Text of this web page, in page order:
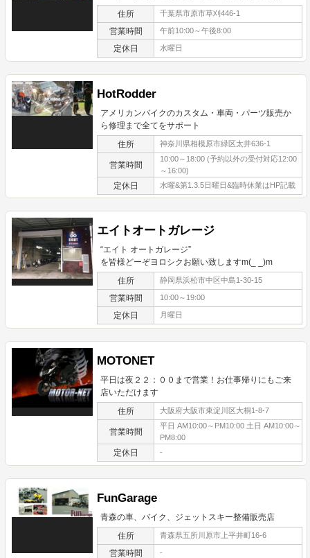
住所 千葉県市原市草刈446-1
営業時間 午前10:00～午後8:00
定休日 水曜日
HotRodder
アメリカンバイクのカスタム・車両・パーツ販売か
ら修理まで全てをサポート
住所 神奈川県相模原市緑区太井636-1
営業時間
10:00～18:00 (予約以外の受付対応12:00
～16:00)
定休日 水曜&第1.3.5日曜日&臨時休業はHP記載
エイトオートガレージ
“エイト オートガレージ”
を皆様どーぞヨロシクお願い致しますm(_ _)m
住所 静岡県浜松市中区中島1-30-15
営業時間 10:00～19:00
定休日 月曜日
MOTONET
平日は夜２２：００まで営業！お仕事帰りにもご来
店いただけます
住所 大阪府大阪市東淀川区大桐1-8-7
営業時間
平日 AM10:00～PM10:00 土日 AM10:00～
PM8:00
定休日 -
FunGarage
青森の車、バイク、ジェットスキー整備販売店
住所 青森県五所川原市上平井町16-6
営業時間 -